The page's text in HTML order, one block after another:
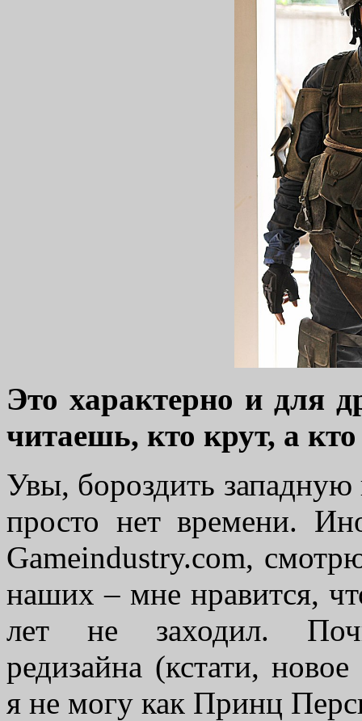
Это характерно и для
читаешь, кто крут, а кто
Увы, бороздить
просто нет времени.
Gameindustry.com,
наших – мне нравится,
лет не заходил.
редизайна (кстати,
я не могу как Принц